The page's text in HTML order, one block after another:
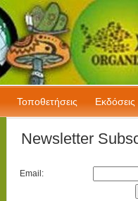
Τοποθετήσεις Εκδόσεις
Newsletter
Email: